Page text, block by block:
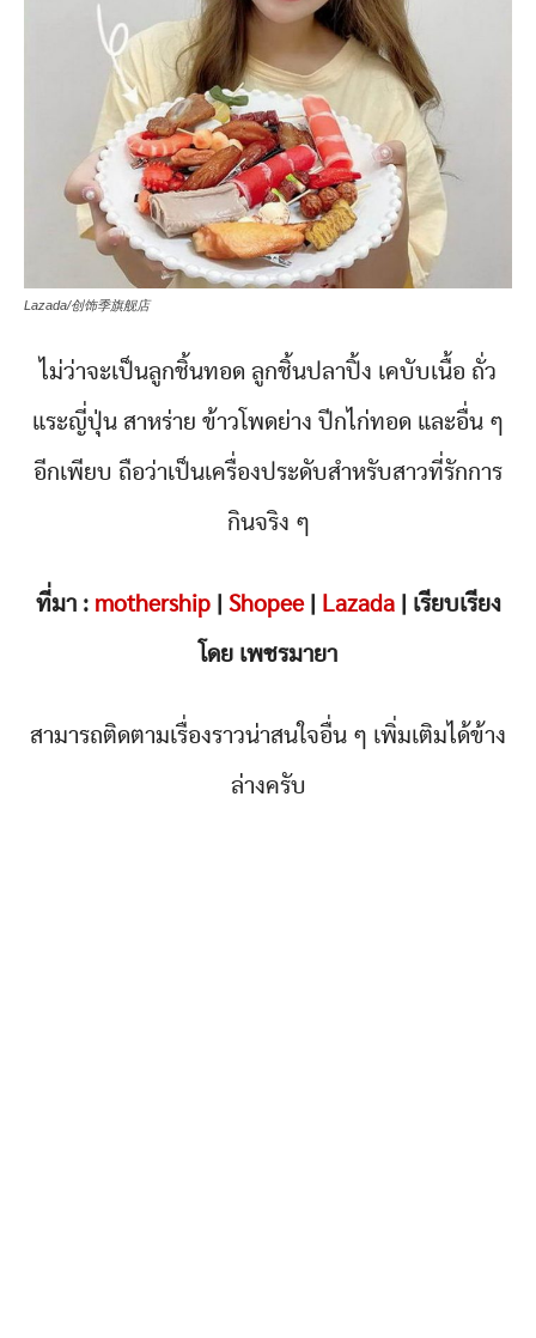
Lazada/创饰季旗舰店
ไม่ว่าจะเป็นลูกชิ้นทอด ลูกชิ้นปลาปิ้ง เคบับเนื้อ ถั่ว
แระญี่ปุ่น สาหร่าย ข้าวโพดย่าง ปีกไก่ทอด และอื่น ๆ
อีกเพียบ ถือว่าเป็นเครื่องประดับสำหรับสาวที่รักการ
กินจริง ๆ
ที่มา : mothership| Shopee| Lazada| เรียบเรียง
โดย เพชรมายา
สามารถติดตามเรื่องราวน่าสนใจอื่น ๆ เพิ่มเติมได้ข้าง
ล่างครับ